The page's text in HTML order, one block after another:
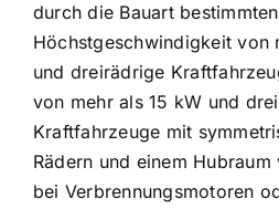
durch die Bauart bestimmten
Höchstgeschwindigkeit von
und dreirädrige
von mehr als 15 kW und
Kraftfahrzeuge mit
Rädern und einem
bei Verbrennungsmotoren